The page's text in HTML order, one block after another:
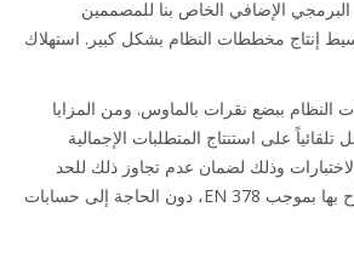
الإضافي الخاص بنا للمصممين
مخططات النظام بشكل كبير. استهلاك
نقرات بالماوس. ومن المزايا
على استنتاج المتطلبات الإجمالية
وذلك لضمان عدم تجاوز ذلك للحد
الأقصى للشحنة المسموح بها بموجب EN 378، دون الحاجة إلى حسابات